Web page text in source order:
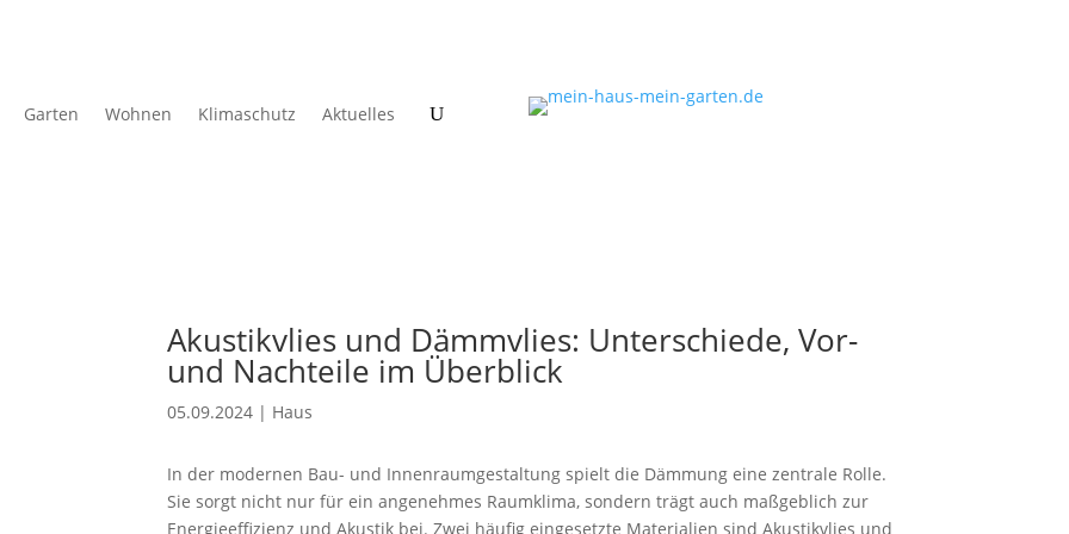
Garten Wohnen Klimaschutz Aktuelles
Akustikvlies und Dämmvlies: Unterschiede, Vor-
und Nachteile im Überblick
05.09.2024 | Haus
In der modernen Bau- und Innenraumgestaltung spielt die Dämmung eine zentrale Rolle.
Sie sorgt nicht nur für ein angenehmes Raumklima, sondern trägt auch maßgeblich zur
Energieeffizienz und Akustik bei. Zwei häufig eingesetzte Materialien sind Akustikvlies und